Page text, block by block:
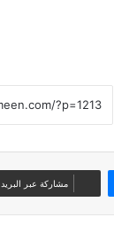
مشاركة عبر البريد